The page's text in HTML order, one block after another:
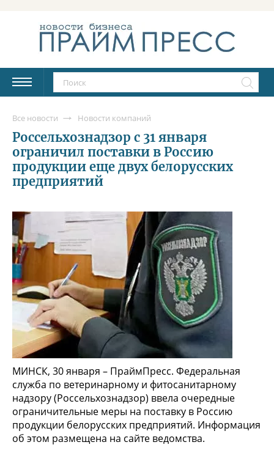
Все новости Новости компаний
Россельхознадзор с 31 января
ограничил поставки в Россию
продукции еще двух белорусских
предприятий
МИНСК, 30 января – ПраймПресс. Федеральная
служба по ветеринарному и фитосанитарному
надзору (Россельхознадзор) ввела очередные
ограничительные меры на поставку в Россию
продукции белорусских предприятий. Информация
об этом размещена на сайте ведомства.